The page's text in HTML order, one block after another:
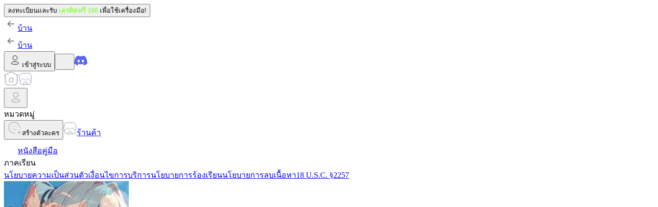
ลงทะเบียนและรับ เครดิตฟรี 100 เพื่อใช้เครื่องมือ!
บ้าน
บ้าน
เข้าสู่ระบบ
หมวดหมู่
สร้างตัวละคร ร้านค้า
หนังสือคู่มือ
ภาคเรียน
นโยบายความเป็นส่วนตัวเงื่อนไขการบริการนโยบายการร้องเรียนนโยบายการลบเนื้อหา18 U.S.C. §2257